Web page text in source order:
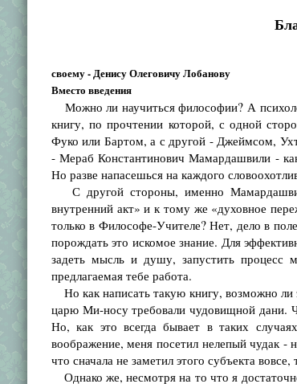
своему - Денису Олеговичу Лобанову
Вместо введения
Можно ли научиться философии? А
книгу, по прочтении которой, с одной
Фуко или Бартом, а с другой - Джеймсом,
- Мераб Константинович Мамардашвили -
Но разве напасешься на каждого
С другой стороны, именно
внутренний акт» и к тому же «духовное
только в Философе-Учителе? Нет, дело в
порождать это искомое знание. Для
задеть мысль и душу, запустить процесс
предлагаемая тебе работа.
Но как написать такую книгу, возможно
царю Ми-носу требовали чудовищной дани.
Но, как это всегда бывает в таких
воображение, меня посетил нелепый чудак
что сначала не заметил этого субъекта
Однако же, несмотря на то что я